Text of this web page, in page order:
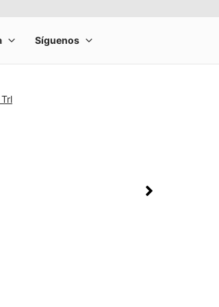
a time. Use the Previous and Next buttons